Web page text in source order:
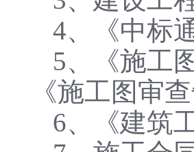
4、《中标
5、《施工
《施工图审
6、《建筑